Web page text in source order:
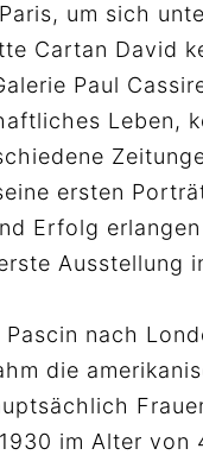
um sich
Cartan David
Paul
Leben,
ersten
Erfolg
Ausstellung
nach
die
im Alter von